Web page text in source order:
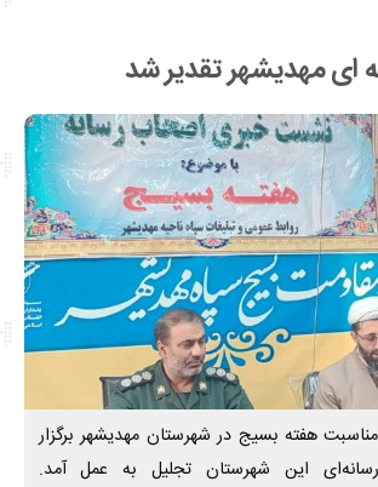
ای مهدیشهر تقدیر شد
هفته بسیج در شهرستان مهدیشهر برگزار
این شهرستان تجلیل به عمل آمد.